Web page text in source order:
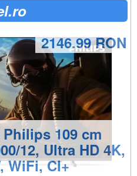
109 cm
12, Ultra HD 4K,
WiFi, CI+
2146.99 RON